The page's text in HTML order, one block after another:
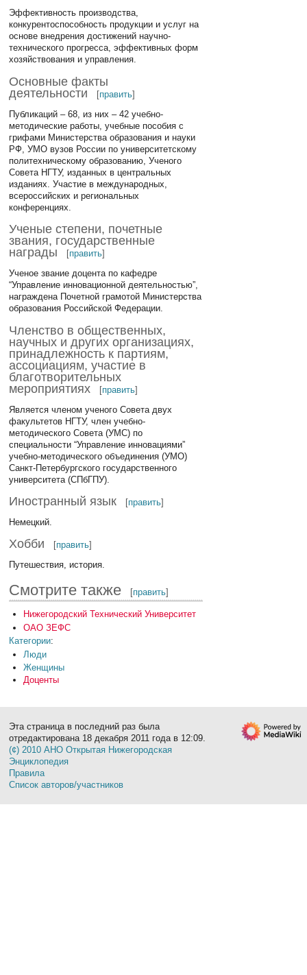
Эффективность производства,
конкурентоспособность продукции и услуг на
основе внедрения достижений научно-
технического прогресса, эффективных форм
хозяйствования и управления.
Основные факты
деятельности
[править]
Публикаций – 68, из них – 42 учебно-
методические работы, учебные пособия с
грифами Министерства образования и науки
РФ, УМО вузов России по университетскому
политехническому образованию, Ученого
Совета НГТУ, изданных в центральных
изданиях. Участие в международных,
всероссийских и региональных
конференциях.
Ученые степени, почетные
звания, государственные
награды
[править]
Ученое звание доцента по кафедре
“Управление инновационной деятельностью”,
награждена Почетной грамотой Министерства
образования Российской Федерации.
Членство в общественных,
научных и других организациях,
принадлежность к партиям,
ассоциациям, участие в
благотворительных
мероприятиях
[править]
Является членом ученого Совета двух
факультетов НГТУ, член учебно-
методического Совета (УМС) по
специальности “Управление инновациями”
учебно-методического объединения (УМО)
Санкт-Петербургского государственного
университета (СПбГПУ).
Иностранный язык [править]
Немецкий.
Хобби [править]
Путешествия, история.
Смотрите также [править]
Нижегородский Технический Университет
ОАО ЗЕФС
Категории:
Люди
Женщины
Доценты
Эта страница в последний раз была
отредактирована 18 декабря 2011 года в 12:09.
(¢) 2010 АНО Открытая Нижегородская
Энциклопедия
Правила
Список авторов/участников